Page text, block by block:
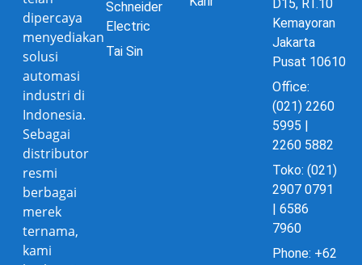
dipercaya
menyediakan
solusi
automasi
industri di
Indonesia.
Sebagai
distributor
resmi
berbagai
merek
ternama,
kami
Schneider
Electric
Tai Sin
D15, RT.10
Kemayoran
Jakarta
Pusat 10610
Office:
(021) 2260
5995 |
2260 5882
Toko: (021)
2907 0791
| 6586
7960
Phone: +62